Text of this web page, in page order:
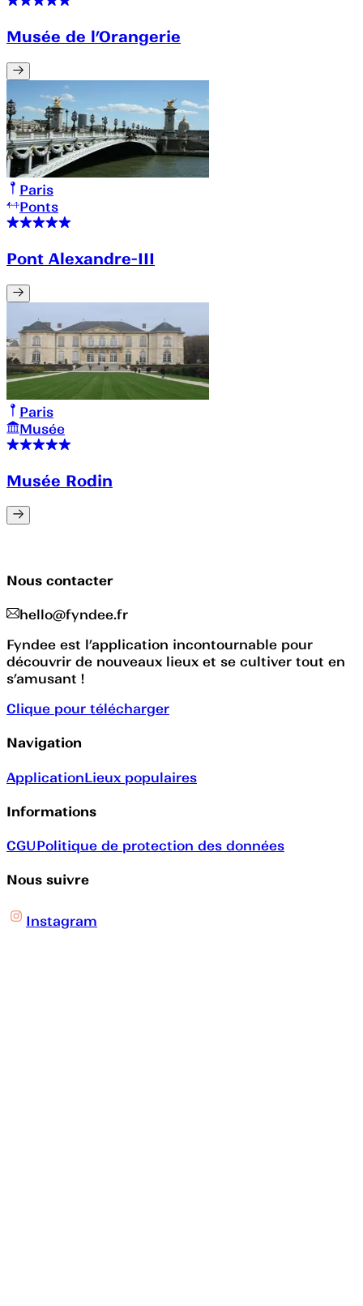
Musée de l’Orangerie
Paris
Ponts
Pont Alexandre-III
Paris
Musée
Musée Rodin
Nous contacter
hello@fyndee.fr
Fyndee est l’application incontournable pour
découvrir de nouveaux lieux et se cultiver tout en
s’amusant !
Clique pour télécharger
Navigation
ApplicationLieux populaires
Informations
CGUPolitique de protection des données
Nous suivre
Instagram